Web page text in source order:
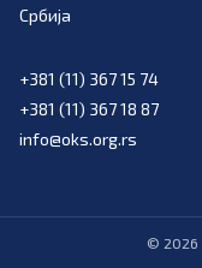
Србија
+381 (11) 367 15 74
+381 (11) 367 18 87
info@oks.org.rs
© 2026